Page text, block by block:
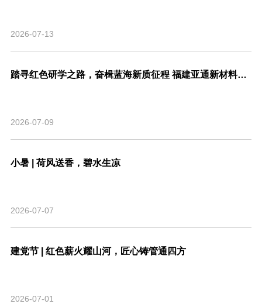
2026-07-13
踏寻红色研学之路，奋楫蓝海新质征程 福建亚通新材料科技股份有限公司党支部联合福建省渔业行业协会党支部开展主题共建活动
2026-07-09
小暑 | 荷风送香，碧水生凉
2026-07-07
建党节 | 红色薪火耀山河，匠心铸管通四方
2026-07-01